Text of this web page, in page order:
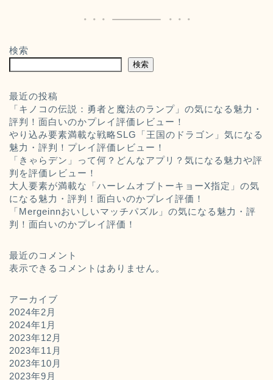
検索
検索
最近の投稿
「キノコの伝説：勇者と魔法のランプ」の気になる魅力・
評判！面白いのかプレイ評価レビュー！
やり込み要素満載な戦略SLG「王国のドラゴン」気になる
魅力・評判！プレイ評価レビュー！
「きゃらデン」って何？どんなアプリ？気になる魅力や評
判を評価レビュー！
大人要素が満載な「ハーレムオブトーキョーX指定」の気
になる魅力・評判！面白いのかプレイ評価！
「Mergeinnおいしいマッチパズル」の気になる魅力・評
判！面白いのかプレイ評価！
最近のコメント
表示できるコメントはありません。
アーカイブ
2024年2月
2024年1月
2023年12月
2023年11月
2023年10月
2023年9月